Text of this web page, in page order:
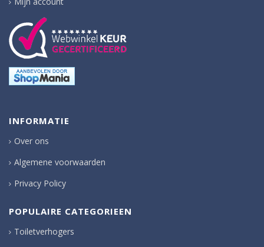
INFORMATIE
Over ons
Algemene voorwaarden
Privacy Policy
POPULAIRE CATEGORIEEN
Toiletverhogers